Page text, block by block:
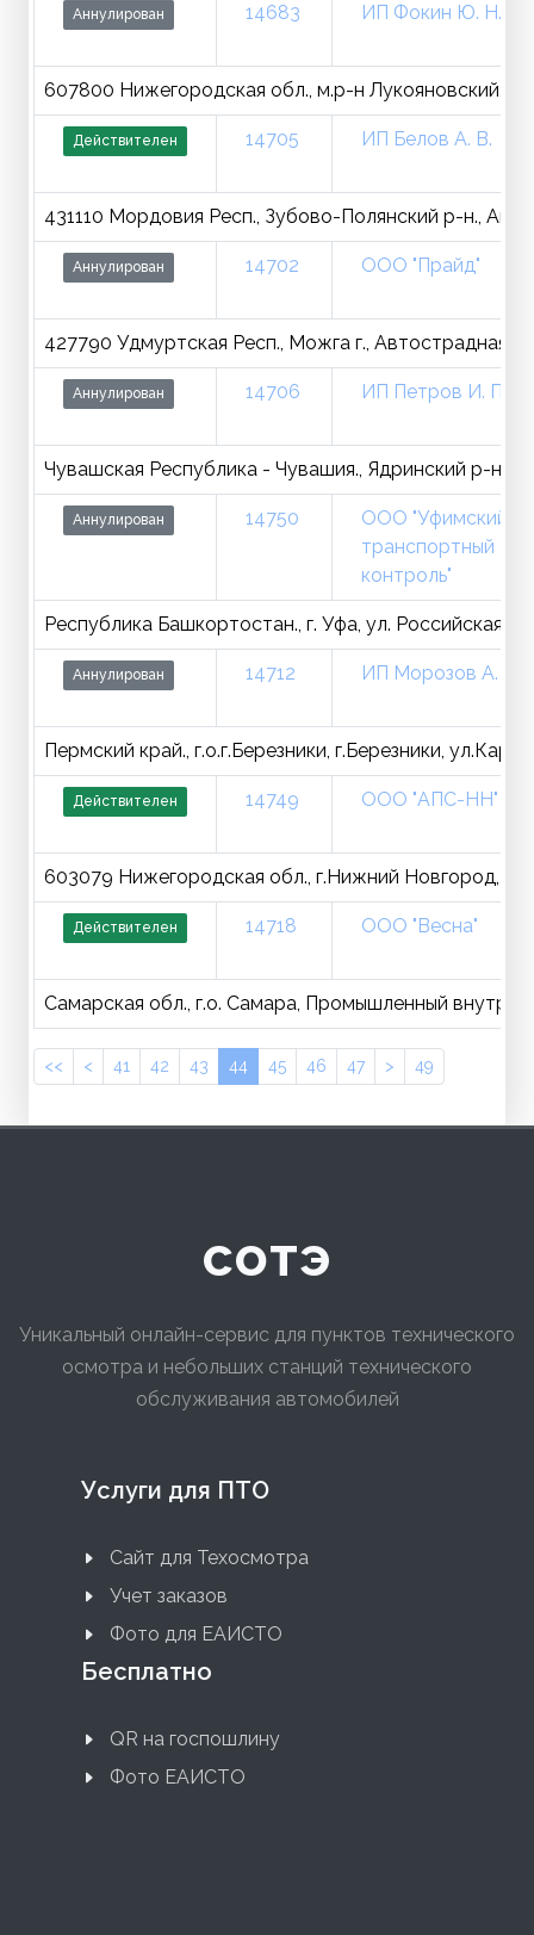
Аннулирован 14683 ИП Фокин Ю. Н.
607800 Нижегородская обл., м.р-н Лукояновский,
Действителен 14705 ИП Белов А. В.
431110 Мордовия Респ., Зубово-Полянский р-н.,
Аннулирован 14702 ООО "Прайд"
427790 Удмуртская Респ., Можга г., Автострадная
Аннулирован 14706 ИП Петров И. П.
Чувашская Республика - Чувашия., Ядринский р-н.,
Аннулирован 14750
ООО "Уфимский
транспортный
контроль"
Республика Башкортостан., г. Уфа, ул. Российская,
Аннулирован 14712 ИП Морозов А. Н.
Пермский край., г.о.г.Березники, г.Березники,
Действителен 14749 ООО "АПС-НН"
603079 Нижегородская обл., г.Нижний Новгород, р-
Действителен 14718 ООО "Весна"
Самарская обл., г.о. Самара, Промышленный
<< < 41 42 43 44 45 46 47 > 49
сотэ
Уникальный онлайн-сервис для пунктов технического
осмотра и небольших станций технического
обслуживания автомобилей
Услуги для ПТО
Сайт для Техосмотра
Учет заказов
Фото для ЕАИСТО
Бесплатно
QR на госпошлину
Фото ЕАИСТО